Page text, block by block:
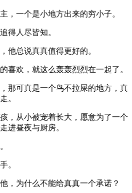
，一个是小地方出来的穷小子。
得人尽皆知。
他总说真真值得更好的。
喜欢，就这么轰轰烈烈在一起了。
那可真是一个鸟不拉屎的地方，真
。
，从小被宠着长大，愿意为了一个
进昼夜与厨房。
。
，为什么不能给真真一个承诺？